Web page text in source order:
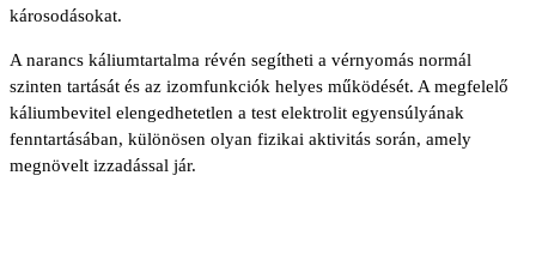
károsodásokat.
A narancs káliumtartalma révén segítheti a vérnyomás normál
szinten tartását és az izomfunkciók helyes működését. A megfelelő
káliumbevitel elengedhetetlen a test elektrolit egyensúlyának
fenntartásában, különösen olyan fizikai aktivitás során, amely
megnövelt izzadással jár.